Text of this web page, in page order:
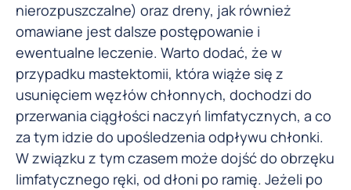
nierozpuszczalne) oraz dreny, jak również
omawiane jest dalsze postępowanie i
ewentualne leczenie. Warto dodać, że w
przypadku mastektomii, która wiąże się z
usunięciem węzłów chłonnych, dochodzi do
przerwania ciągłości naczyń limfatycznych, a co
za tym idzie do upośledzenia odpływu chłonki.
W związku z tym czasem może dojść do obrzęku
limfatycznego ręki, od dłoni po ramię. Jeżeli po